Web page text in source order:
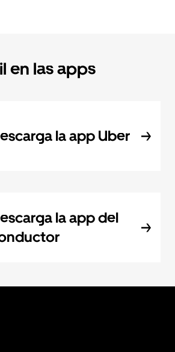
en las apps
la app Uber
la app del